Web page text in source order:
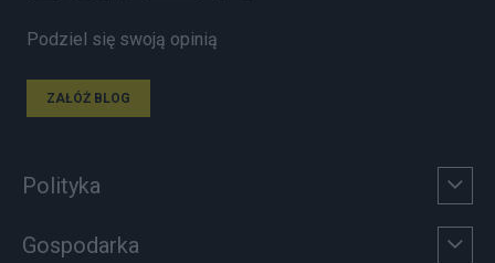
Podziel się swoją opinią
ZAŁÓŻ BLOG
Polityka
Gospodarka